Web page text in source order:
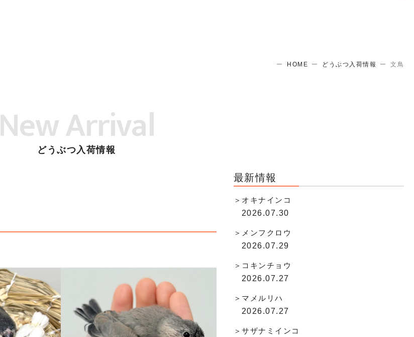
HOME どうぶつ入荷情報 文鳥
New Arrival
どうぶつ入荷情報
最新情報
オキナインコ
2026.07.30
メンフクロウ
2026.07.29
コキンチョウ
2026.07.27
マメルリハ
2026.07.27
サザナミインコ